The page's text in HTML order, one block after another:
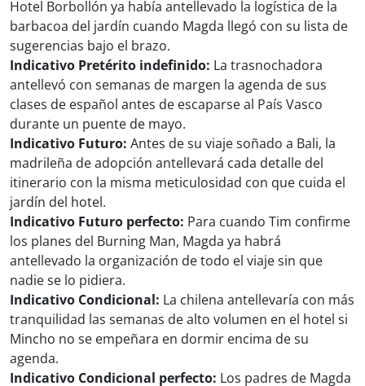
Hotel Borbollón ya había antellevado la logística de la
barbacoa del jardín cuando Magda llegó con su lista de
sugerencias bajo el brazo.
Indicativo Pretérito indefinido: La trasnochadora
antellevó con semanas de margen la agenda de sus
clases de español antes de escaparse al País Vasco
durante un puente de mayo.
Indicativo Futuro: Antes de su viaje soñado a Bali, la
madrileña de adopción antellevará cada detalle del
itinerario con la misma meticulosidad con que cuida el
jardín del hotel.
Indicativo Futuro perfecto: Para cuando Tim confirme
los planes del Burning Man, Magda ya habrá
antellevado la organización de todo el viaje sin que
nadie se lo pidiera.
Indicativo Condicional: La chilena antellevaría con más
tranquilidad las semanas de alto volumen en el hotel si
Mincho no se empeñara en dormir encima de su
agenda.
Indicativo Condicional perfecto: Los padres de Magda